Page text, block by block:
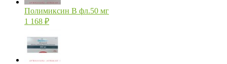
Полимиксин В фл.50 мг
1 168 ₽